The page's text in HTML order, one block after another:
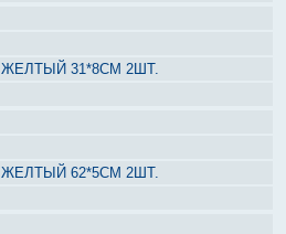
31*8СМ 2ШТ.
62*5СМ 2ШТ.